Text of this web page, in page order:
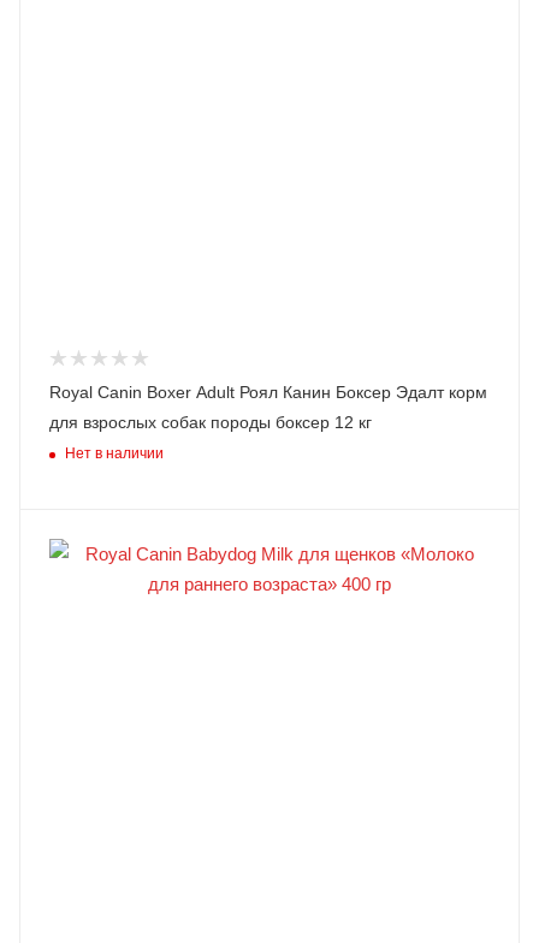
Royal Canin Boxer Adult Роял Канин Боксер Эдалт корм
для взрослых собак породы боксер 12 кг
Нет в наличии